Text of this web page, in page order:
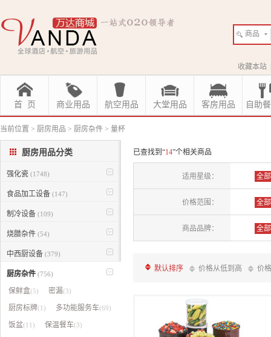
商品
收藏本站
首 页 商业用品 航空用品 大堂用品 客房用品 自助
当前位置 > 厨房用品 > 厨房杂件 > 量杯
已查找到“14”个相关商品
适用星级： 全部
价格范围： 全部
商品品牌： 全部
默认排序 价格从低到高 价
厨房用品分类
强化瓷 (1748)
食品加工设备 (147)
制冷设备 (109)
烧腊杂件 (54)
中西厨设备 (379)
厨房杂件 (756)
保鲜盒(5) 密漏(3)
厨房标牌(1) 多功能服务车(69)
饭盆(11) 保温餐车(3)